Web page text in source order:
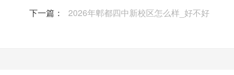
下一篇： 2026年郫都四中新校区怎么样_好不好